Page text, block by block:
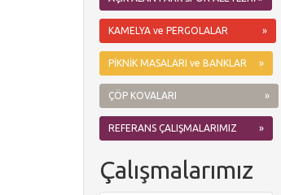
KAMELYA ve PERGOLALAR »
PİKNİK MASALARI ve BANKLAR »
ÇÖP KOVALARI »
REFERANS ÇALIŞMALARIMIZ »
Çalışmalarımız